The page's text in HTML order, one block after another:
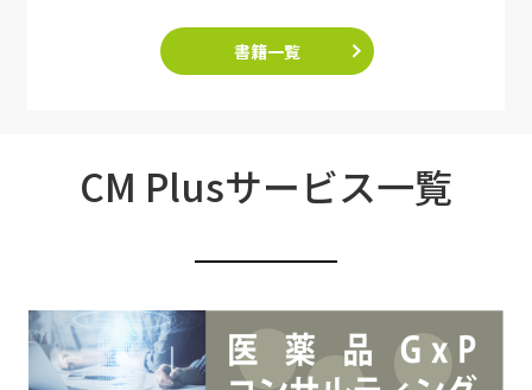
書籍一覧
CM Plusサービス一覧